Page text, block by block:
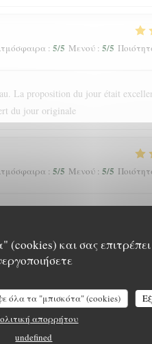
(cookies) και σας
όλα τα "μπισκότα" (cookies)
απορρήτου
undefined
: 5/5 Μενού: 5/5
La proposition du jour était
du jour originale
: 5/5 Μενού: 5/5